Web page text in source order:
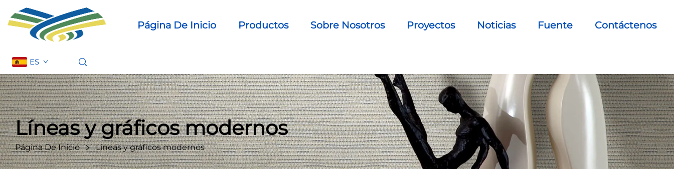
Página De Inicio Productos Sobre Nosotros Proyectos Noticias Fuente Contáctenos
ES
Líneas y gráficos modernos
Página De Inicio Líneas y gráficos modernos